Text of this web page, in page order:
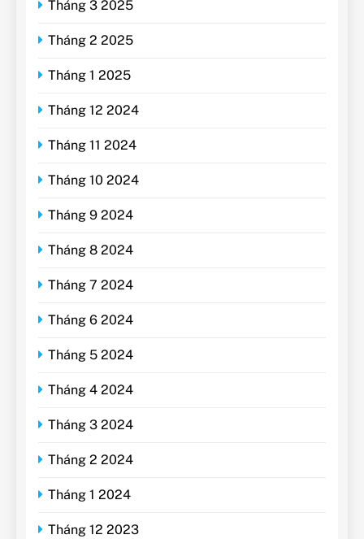
Tháng 3 2025
Tháng 2 2025
Tháng 1 2025
Tháng 12 2024
Tháng 11 2024
Tháng 10 2024
Tháng 9 2024
Tháng 8 2024
Tháng 7 2024
Tháng 6 2024
Tháng 5 2024
Tháng 4 2024
Tháng 3 2024
Tháng 2 2024
Tháng 1 2024
Tháng 12 2023